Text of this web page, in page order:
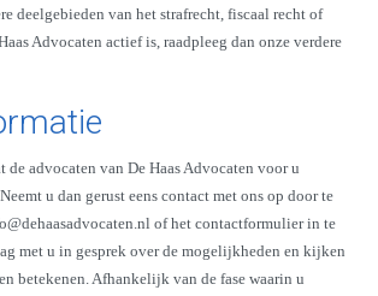
deelgebieden van het strafrecht, fiscaal recht of
Advocaten actief is, raadpleeg dan onze verdere
de advocaten van De Haas Advocaten voor u
u dan gerust eens contact met ons op door te
of het contactformulier in te
met u in gesprek over de mogelijkheden en kijken
betekenen. Afhankelijk van de fase waarin u